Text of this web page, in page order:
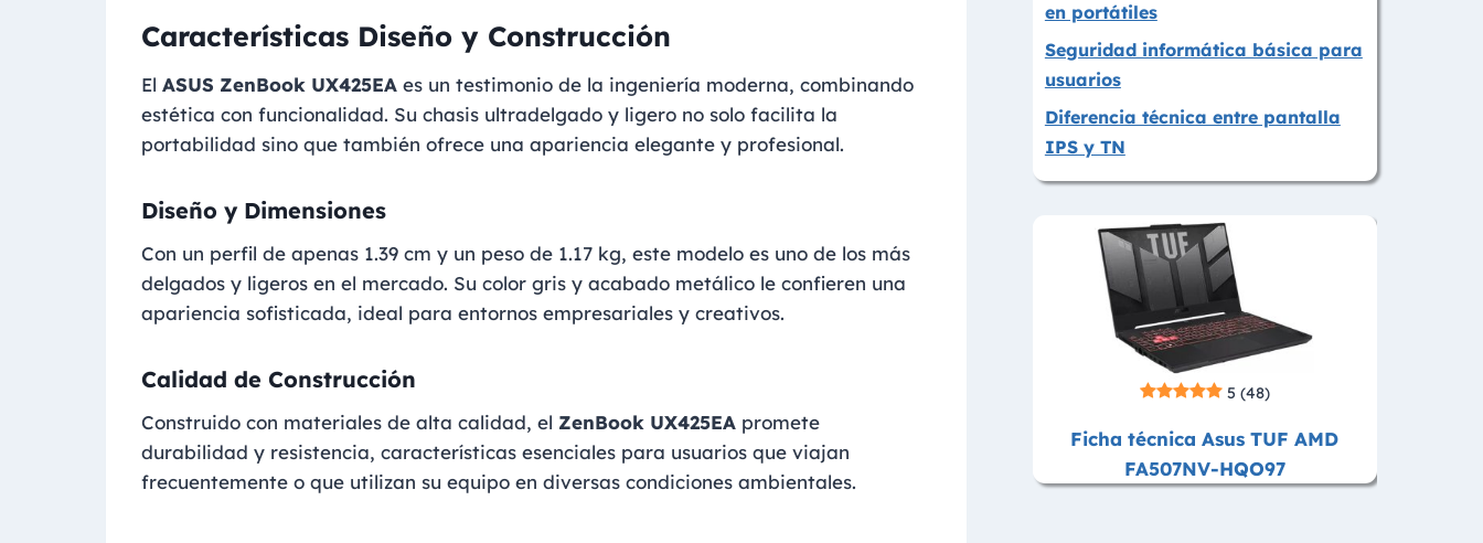
Características Diseño y Construcción
El ASUS ZenBook UX425EA es un testimonio de la ingeniería moderna, combinando
estética con funcionalidad. Su chasis ultradelgado y ligero no solo facilita la
portabilidad sino que también ofrece una apariencia elegante y profesional.
Diseño y Dimensiones
Con un perfil de apenas 1.39 cm y un peso de 1.17 kg, este modelo es uno de los más
delgados y ligeros en el mercado. Su color gris y acabado metálico le confieren una
apariencia sofisticada, ideal para entornos empresariales y creativos.
Calidad de Construcción
Construido con materiales de alta calidad, el ZenBook UX425EA promete
durabilidad y resistencia, características esenciales para usuarios que viajan
frecuentemente o que utilizan su equipo en diversas condiciones ambientales.
en portátiles
Seguridad informática básica para
usuarios
Diferencia técnica entre pantalla
IPS y TN
5 (48)
Ficha técnica Asus TUF AMD
FA507NV-HQO97